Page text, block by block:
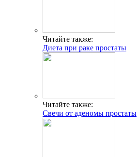
Читайте также:
Диета при раке простаты
Читайте также:
Свечи от аденомы простаты